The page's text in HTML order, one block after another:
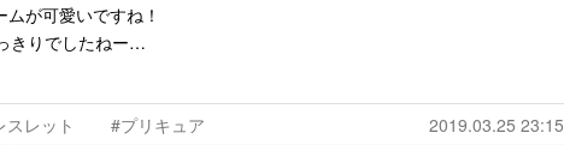
が可愛いですね！
きりでしたねー…
スレット #プリキュア 2019.03.25 23:15